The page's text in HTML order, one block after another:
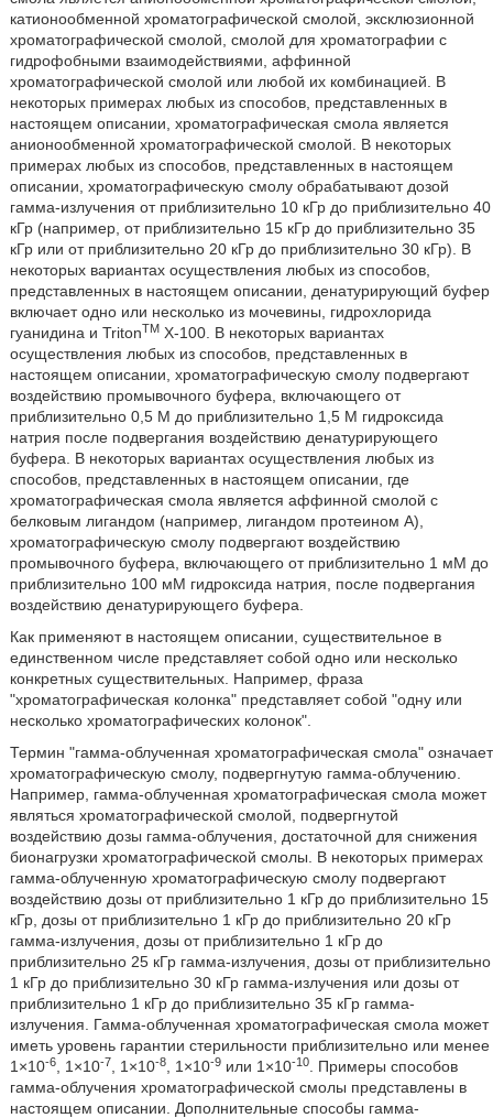
катионообменной хроматографической смолой, эксклюзионной
хроматографической смолой, смолой для хроматографии с
гидрофобными взаимодействиями, аффинной
хроматографической смолой или любой их комбинацией. В
некоторых примерах любых из способов, представленных в
настоящем описании, хроматографическая смола является
анионообменной хроматографической смолой. В некоторых
примерах любых из способов, представленных в настоящем
описании, хроматографическую смолу обрабатывают дозой
гамма-излучения от приблизительно 10 кГр до приблизительно 40
кГр (например, от приблизительно 15 кГр до приблизительно 35
кГр или от приблизительно 20 кГр до приблизительно 30 кГр). В
некоторых вариантах осуществления любых из способов,
представленных в настоящем описании, денатурирующий буфер
включает одно или несколько из мочевины, гидрохлорида
гуанидина и TritonTMX-100. В некоторых вариантах
осуществления любых из способов, представленных в
настоящем описании, хроматографическую смолу подвергают
воздействию промывочного буфера, включающего от
приблизительно 0,5 M до приблизительно 1,5 M гидроксида
натрия после подвергания воздействию денатурирующего
буфера. В некоторых вариантах осуществления любых из
способов, представленных в настоящем описании, где
хроматографическая смола является аффинной смолой с
белковым лигандом (например, лигандом протеином A),
хроматографическую смолу подвергают воздействию
промывочного буфера, включающего от приблизительно 1 мМ до
приблизительно 100 мМ гидроксида натрия, после подвергания
воздействию денатурирующего буфера.
Как применяют в настоящем описании, существительное в
единственном числе представляет собой одно или несколько
конкретных существительных. Например, фраза
"хроматографическая колонка" представляет собой "одну или
несколько хроматографических колонок".
Термин "гамма-облученная хроматографическая смола" означает
хроматографическую смолу, подвергнутую гамма-облучению.
Например, гамма-облученная хроматографическая смола может
являться хроматографической смолой, подвергнутой
воздействию дозы гамма-облучения, достаточной для снижения
бионагрузки хроматографической смолы. В некоторых примерах
гамма-облученную хроматографическую смолу подвергают
воздействию дозы от приблизительно 1 кГр до приблизительно 15
кГр, дозы от приблизительно 1 кГр до приблизительно 20 кГр
гамма-излучения, дозы от приблизительно 1 кГр до
приблизительно 25 кГр гамма-излучения, дозы от приблизительно
1 кГр до приблизительно 30 кГр гамма-излучения или дозы от
приблизительно 1 кГр до приблизительно 35 кГр гамма-
излучения. Гамма-облученная хроматографическая смола может
иметь уровень гарантии стерильности приблизительно или менее
1×10-6, 1×10-7 , 1×10-8, 1×10-9или 1×10-10. Примеры способов
гамма-облучения хроматографической смолы представлены в
настоящем описании. Дополнительные способы гамма-